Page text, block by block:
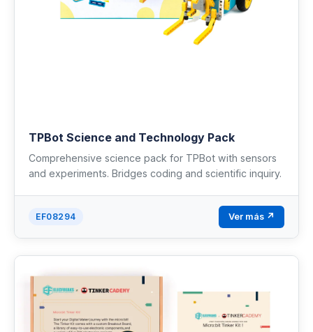
TPBot Science and Technology Pack
Comprehensive science pack for TPBot with sensors
and experiments. Bridges coding and scientific inquiry.
EF08294 Ver más ↗